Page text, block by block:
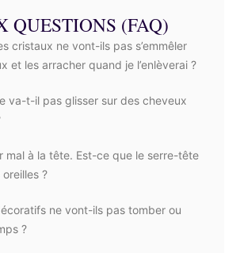
QUESTIONS (FAQ)
cristaux ne vont-ils pas s’emmêler
et les arracher quand je l’enlèverai ?
va-t-il pas glisser sur des cheveux
mal à la tête. Est-ce que le serre-tête
?
ne vont-ils pas tomber ou
?